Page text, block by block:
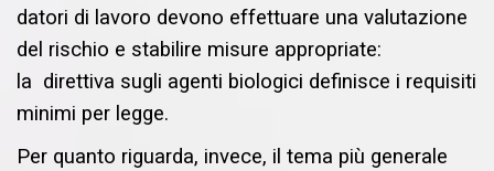
datori di lavoro devono effettuare una valutazione
del rischio e stabilire misure appropriate:
la direttiva sugli agenti biologici definisce i requisiti
minimi per legge.
Per quanto riguarda, invece, il tema più generale